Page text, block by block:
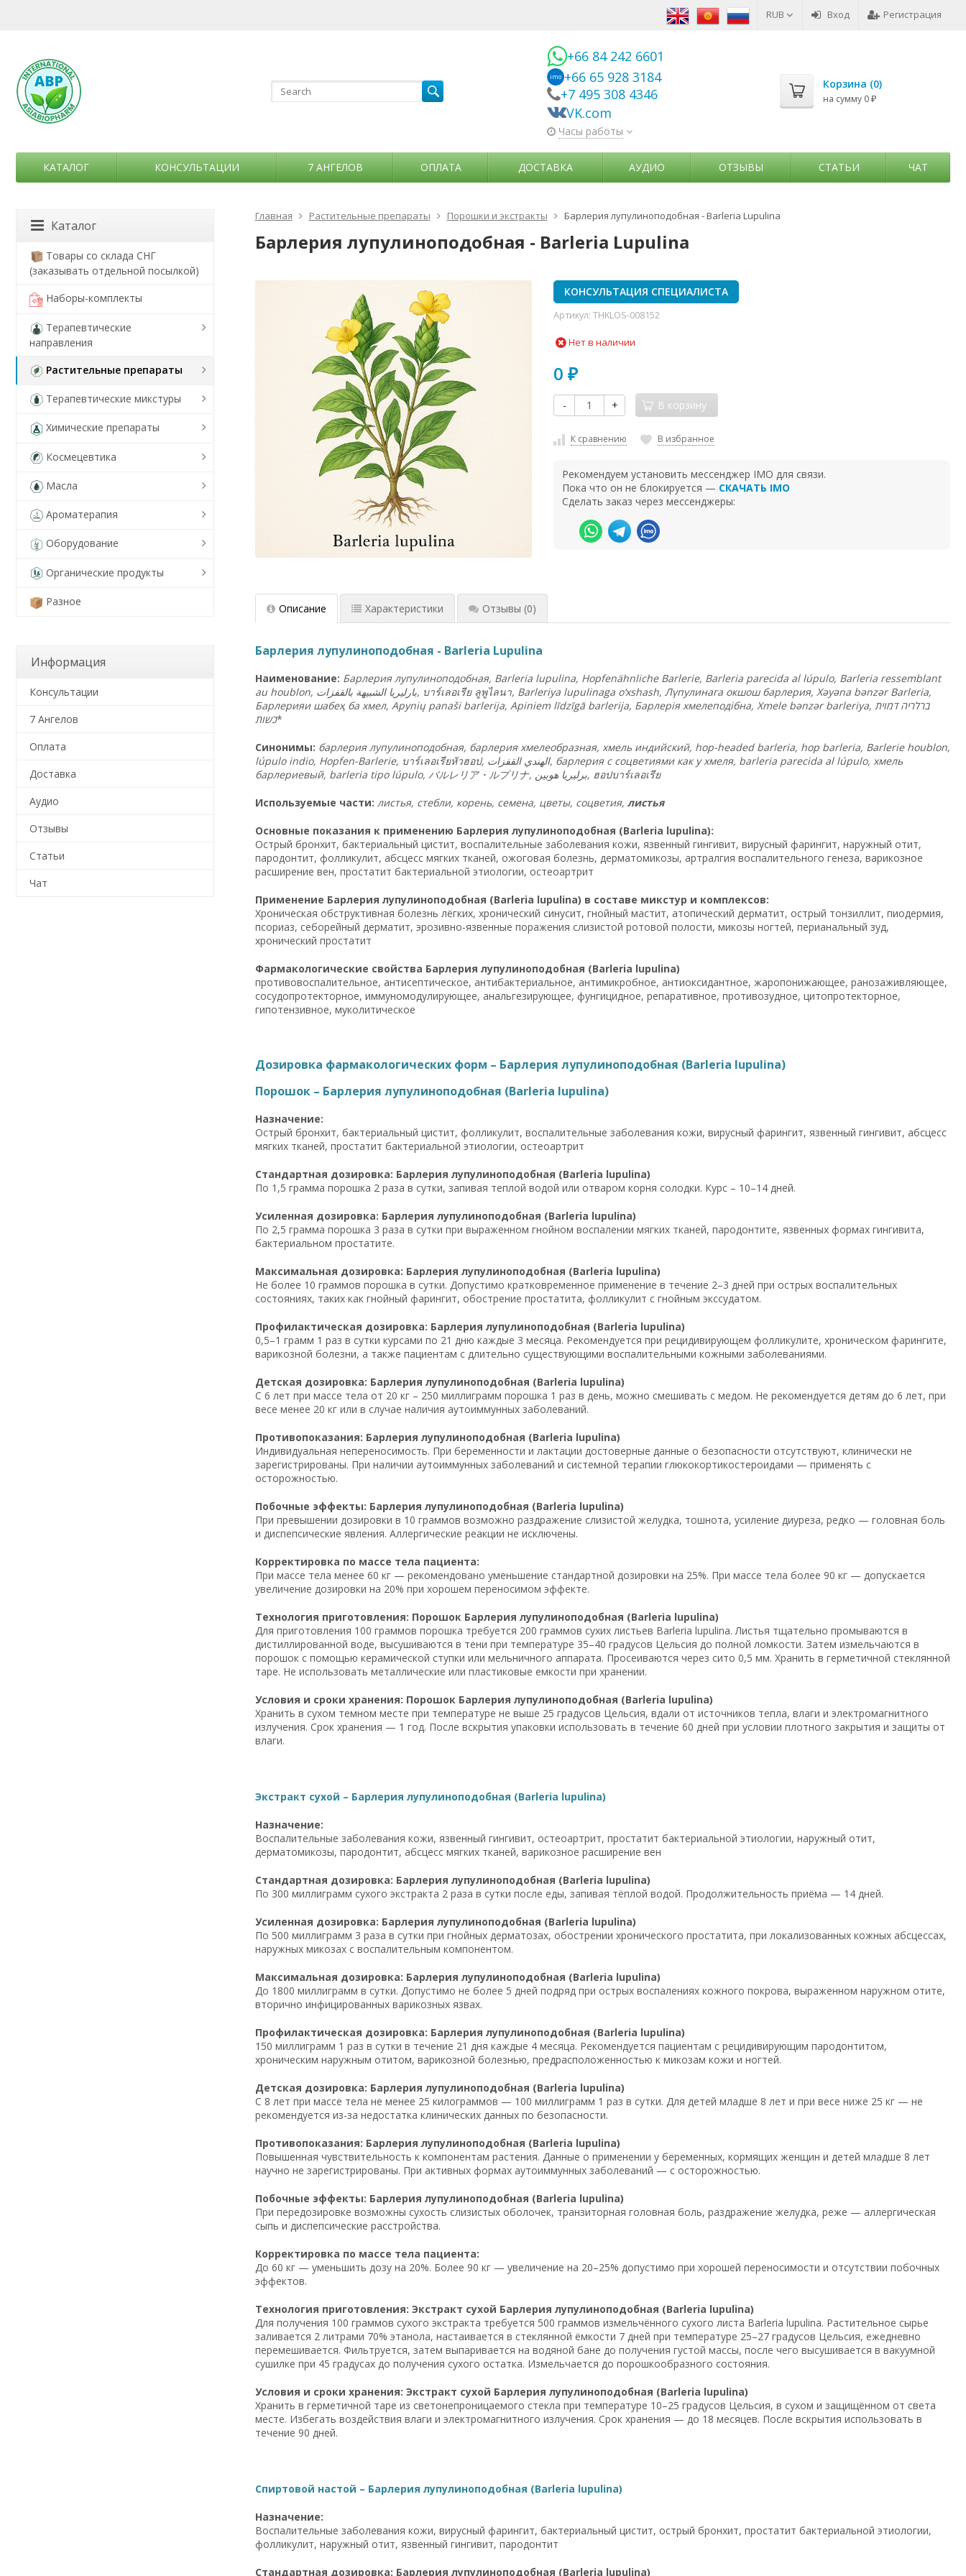
RUB Вход Регистрация
+66 84 242 6601
imo +66 65 928 3184
+7 495 308 4346
VK.com
Часы работы
Корзина (0)
на сумму 0 ₽
КАТАЛОГ КОНСУЛЬТАЦИИ 7 АНГЕЛОВ ОПЛАТА ДОСТАВКА АУДИО ОТЗЫВЫ СТАТЬИ ЧАТ
Главная Растительные препараты Порошки и экстракты Барлерия лупулиноподобная - Barleria Lupulina
Барлерия лупулиноподобная - Barleria Lupulina
КОНСУЛЬТАЦИЯ СПЕЦИАЛИСТА
Артикул:THKLOS-008152
Нет в наличии
0₽
- + В корзину
К сравнению В избранное
Рекомендуем установить мессенджер IMO для связи.
Пока что он не блокируется — СКАЧАТЬ IMO
Сделать заказ через мессенджеры:
Описание Характеристики Отзывы (0)
Барлерия лупулиноподобная - Barleria Lupulina
Наименование: Барлерия лупулиноподобная, Barleria lupulina, Hopfenähnliche Barlerie, Barleria parecida al lúpulo, Barleria ressemblant
au houblon, بارليريا الشبيهة بالقفزات, บาร์เลอเรีย ลูพูไลนา, Barleriya lupulinaga o‘xshash, Лүпулинага окшош барлерия, Xəyəna bənzər Barleria,
Барлерияи шабеҳ ба хмел, Apynių panaši barlerija, Apiniem līdzīgā barlerija, Барлерія хмелеподібна, Xmele bənzər barleriya, ברלריה דמוית
כשות*
Синонимы: барлерия лупулиноподобная, барлерия хмелеобразная, хмель индийский, hop-headed barleria, hop barleria, Barlerie houblon,
lúpulo indio, Hopfen-Barlerie, บาร์เลอเรียหัวฮอป, الهندي القفزات, барлерия с соцветиями как у хмеля, barleria parecida al lúpulo, хмель
барлериевый, barleria tipo lúpulo, バルレリア・ルプリナ , برليريا هوبين, ฮอปบาร์เลอเรีย
Используемые части: листья, стебли, корень, семена, цветы, соцветия, листья
Основные показания к применению Барлерия лупулиноподобная (Barleria lupulina):
Острый бронхит, бактериальный цистит, воспалительные заболевания кожи, язвенный гингивит, вирусный фарингит, наружный отит,
пародонтит, фолликулит, абсцесс мягких тканей, ожоговая болезнь, дерматомикозы, артралгия воспалительного генеза, варикозное
расширение вен, простатит бактериальной этиологии, остеоартрит
Применение Барлерия лупулиноподобная (Barleria lupulina) в составе микстур и комплексов:
Хроническая обструктивная болезнь лёгких, хронический синусит, гнойный мастит, атопический дерматит, острый тонзиллит, пиодермия,
псориаз, себорейный дерматит, эрозивно-язвенные поражения слизистой ротовой полости, микозы ногтей, перианальный зуд,
хронический простатит
Фармакологические свойства Барлерия лупулиноподобная (Barleria lupulina)
противовоспалительное, антисептическое, антибактериальное, антимикробное, антиоксидантное, жаропонижающее, ранозаживляющее,
сосудопротекторное, иммуномодулирующее, анальгезирующее, фунгицидное, репаративное, противозудное, цитопротекторное,
гипотензивное, муколитическое
Дозировка фармакологических форм – Барлерия лупулиноподобная (Barleria lupulina)
Порошок – Барлерия лупулиноподобная (Barleria lupulina)
Назначение:
Острый бронхит, бактериальный цистит, фолликулит, воспалительные заболевания кожи, вирусный фарингит, язвенный гингивит, абсцесс
мягких тканей, простатит бактериальной этиологии, остеоартрит
Стандартная дозировка: Барлерия лупулиноподобная (Barleria lupulina)
По 1,5 грамма порошка 2 раза в сутки, запивая теплой водой или отваром корня солодки. Курс – 10–14 дней.
Усиленная дозировка: Барлерия лупулиноподобная (Barleria lupulina)
По 2,5 грамма порошка 3 раза в сутки при выраженном гнойном воспалении мягких тканей, пародонтите, язвенных формах гингивита,
бактериальном простатите.
Максимальная дозировка: Барлерия лупулиноподобная (Barleria lupulina)
Не более 10 граммов порошка в сутки. Допустимо кратковременное применение в течение 2–3 дней при острых воспалительных
состояниях, таких как гнойный фарингит, обострение простатита, фолликулит с гнойным экссудатом.
Профилактическая дозировка: Барлерия лупулиноподобная (Barleria lupulina)
0,5–1 грамм 1 раз в сутки курсами по 21 дню каждые 3 месяца. Рекомендуется при рецидивирующем фолликулите, хроническом фарингите,
варикозной болезни, а также пациентам с длительно существующими воспалительными кожными заболеваниями.
Детская дозировка: Барлерия лупулиноподобная (Barleria lupulina)
С 6 лет при массе тела от 20 кг – 250 миллиграмм порошка 1 раз в день, можно смешивать с медом. Не рекомендуется детям до 6 лет, при
весе менее 20 кг или в случае наличия аутоиммунных заболеваний.
Противопоказания: Барлерия лупулиноподобная (Barleria lupulina)
Индивидуальная непереносимость. При беременности и лактации достоверные данные о безопасности отсутствуют, клинически не
зарегистрированы. При наличии аутоиммунных заболеваний и системной терапии глюкокортикостероидами — применять с
осторожностью.
Побочные эффекты: Барлерия лупулиноподобная (Barleria lupulina)
При превышении дозировки в 10 граммов возможно раздражение слизистой желудка, тошнота, усиление диуреза, редко — головная боль
и диспепсические явления. Аллергические реакции не исключены.
Корректировка по массе тела пациента:
При массе тела менее 60 кг — рекомендовано уменьшение стандартной дозировки на 25%. При массе тела более 90 кг — допускается
увеличение дозировки на 20% при хорошем переносимом эффекте.
Технология приготовления: Порошок Барлерия лупулиноподобная (Barleria lupulina)
Для приготовления 100 граммов порошка требуется 200 граммов сухих листьев Barleria lupulina. Листья тщательно промываются в
дистиллированной воде, высушиваются в тени при температуре 35–40 градусов Цельсия до полной ломкости. Затем измельчаются в
порошок с помощью керамической ступки или мельничного аппарата. Просеиваются через сито 0,5 мм. Хранить в герметичной стеклянной
таре. Не использовать металлические или пластиковые емкости при хранении.
Условия и сроки хранения: Порошок Барлерия лупулиноподобная (Barleria lupulina)
Хранить в сухом темном месте при температуре не выше 25 градусов Цельсия, вдали от источников тепла, влаги и электромагнитного
излучения. Срок хранения — 1 год. После вскрытия упаковки использовать в течение 60 дней при условии плотного закрытия и защиты от
влаги.
Экстракт сухой – Барлерия лупулиноподобная (Barleria lupulina)
Назначение:
Воспалительные заболевания кожи, язвенный гингивит, остеоартрит, простатит бактериальной этиологии, наружный отит,
дерматомикозы, пародонтит, абсцесс мягких тканей, варикозное расширение вен
Стандартная дозировка: Барлерия лупулиноподобная (Barleria lupulina)
По 300 миллиграмм сухого экстракта 2 раза в сутки после еды, запивая тёплой водой. Продолжительность приёма — 14 дней.
Усиленная дозировка: Барлерия лупулиноподобная (Barleria lupulina)
По 500 миллиграмм 3 раза в сутки при гнойных дерматозах, обострении хронического простатита, при локализованных кожных абсцессах,
наружных микозах с воспалительным компонентом.
Максимальная дозировка: Барлерия лупулиноподобная (Barleria lupulina)
До 1800 миллиграмм в сутки. Допустимо не более 5 дней подряд при острых воспалениях кожного покрова, выраженном наружном отите,
вторично инфицированных варикозных язвах.
Профилактическая дозировка: Барлерия лупулиноподобная (Barleria lupulina)
150 миллиграмм 1 раз в сутки в течение 21 дня каждые 4 месяца. Рекомендуется пациентам с рецидивирующим пародонтитом,
хроническим наружным отитом, варикозной болезнью, предрасположенностью к микозам кожи и ногтей.
Детская дозировка: Барлерия лупулиноподобная (Barleria lupulina)
С 8 лет при массе тела не менее 25 килограммов — 100 миллиграмм 1 раз в сутки. Для детей младше 8 лет и при весе ниже 25 кг — не
рекомендуется из-за недостатка клинических данных по безопасности.
Противопоказания: Барлерия лупулиноподобная (Barleria lupulina)
Повышенная чувствительность к компонентам растения. Данные о применении у беременных, кормящих женщин и детей младше 8 лет
научно не зарегистрированы. При активных формах аутоиммунных заболеваний — с осторожностью.
Побочные эффекты: Барлерия лупулиноподобная (Barleria lupulina)
При передозировке возможны сухость слизистых оболочек, транзиторная головная боль, раздражение желудка, реже — аллергическая
сыпь и диспепсические расстройства.
Корректировка по массе тела пациента:
До 60 кг — уменьшить дозу на 20%. Более 90 кг — увеличение на 20–25% допустимо при хорошей переносимости и отсутствии побочных
эффектов.
Технология приготовления: Экстракт сухой Барлерия лупулиноподобная (Barleria lupulina)
Для получения 100 граммов сухого экстракта требуется 500 граммов измельчённого сухого листа Barleria lupulina. Растительное сырье
заливается 2 литрами 70% этанола, настаивается в стеклянной ёмкости 7 дней при температуре 25–27 градусов Цельсия, ежедневно
перемешивается. Фильтруется, затем выпаривается на водяной бане до получения густой массы, после чего высушивается в вакуумной
сушилке при 45 градусах до получения сухого остатка. Измельчается до порошкообразного состояния.
Условия и сроки хранения: Экстракт сухой Барлерия лупулиноподобная (Barleria lupulina)
Хранить в герметичной таре из светонепроницаемого стекла при температуре 10–25 градусов Цельсия, в сухом и защищённом от света
месте. Избегать воздействия влаги и электромагнитного излучения. Срок хранения — до 18 месяцев. После вскрытия использовать в
течение 90 дней.
Спиртовой настой – Барлерия лупулиноподобная (Barleria lupulina)
Назначение:
Воспалительные заболевания кожи, вирусный фарингит, бактериальный цистит, острый бронхит, простатит бактериальной этиологии,
фолликулит, наружный отит, язвенный гингивит, пародонтит
Стандартная дозировка: Барлерия лупулиноподобная (Barleria lupulina)
Каталог
Товары со склада СНГ
(заказывать отдельной посылкой)
Наборы-комплекты
Терапевтические
направления
Растительные препараты
Терапевтические микстуры
Химические препараты
Космецевтика
Масла
Ароматерапия
Оборудование
Органические продукты
Разное
Информация
Консультации
7 Ангелов
Оплата
Доставка
Аудио
Отзывы
Статьи
Чат